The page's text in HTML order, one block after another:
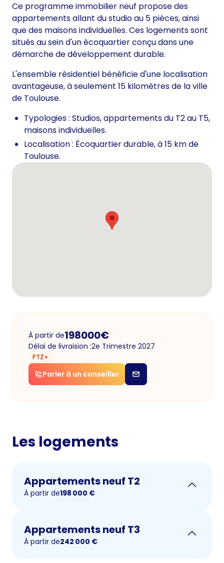
Ce programme immobilier neuf propose des
appartements allant du studio au 5 pièces, ainsi
que des maisons individuelles. Ces logements sont
situés au sein d'un écoquartier conçu dans une
démarche de développement durable.
L'ensemble résidentiel bénéficie d'une localisation
avantageuse, à seulement 15 kilomètres de la ville
de Toulouse.
Typologies : Studios, appartements du T2 au T5,
maisons individuelles.
Localisation : Écoquartier durable, à 15 km de
Toulouse.
À partir de198000€
Délai de livraision :2e Trimestre 2027
PTZ+
Parler à un conseiller
Les logements
Appartements neuf T2
À partir de198 000 €
Appartements neuf T3
À partir de242 000 €